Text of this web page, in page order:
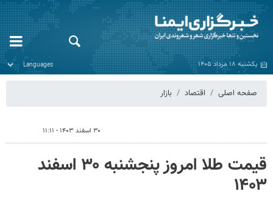
یکشنبه ۱۸ مرداد ۱۴۰۵
صفحه اصلی اقتصاد بازار
۳۰ اسفند ۱۴۰۳ - ۱۱:۱۱
قیمت طلا امروز پنجشنبه ۳۰ اسفند
۱۴۰۳